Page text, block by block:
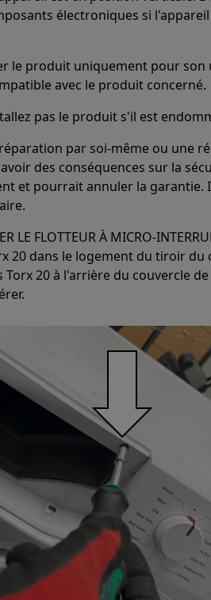
électroniques si
le produit uniquement pour son
avec le produit concerné.
pas le produit s'il est
par soi-même ou une
des conséquences sur la
et pourrait annuler la garantie.
LE FLOTTEUR À MICRO-
20 dans le logement du tiroir du
Torx 20 à l'arrière du couvercle